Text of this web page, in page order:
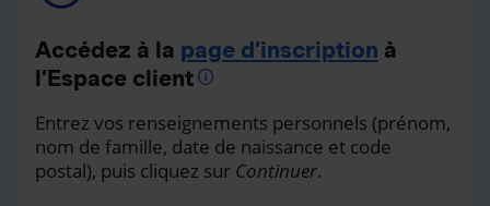
Accédez à la page d’inscription à
l’Espace client
Entrez vos renseignements personnels (prénom,
nom de famille, date de naissance et code
postal), puis cliquez sur Continuer.